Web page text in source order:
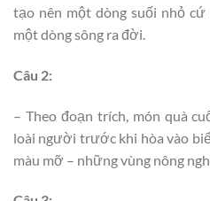
tạo nên một dòng suối nhỏ
một dòng sông ra đời.
Câu 2:
– Theo đoạn trích, món quà
loài người trước khi hòa vào
màu mỡ – những vùng nông